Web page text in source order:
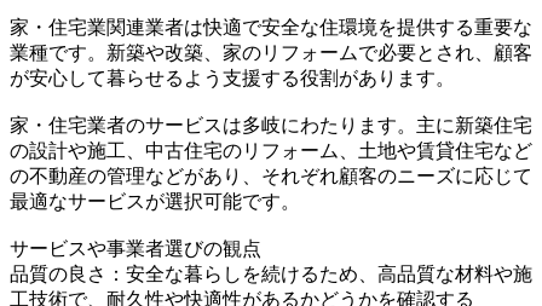
家・住宅業関連業者は快適で安全な住環境を提供する重要な
業種です。新築や改築、家のリフォームで必要とされ、顧客
が安心して暮らせるよう支援する役割があります。
家・住宅業者のサービスは多岐にわたります。主に新築住宅
の設計や施工、中古住宅のリフォーム、土地や賃貸住宅など
の不動産の管理などがあり、それぞれ顧客のニーズに応じて
最適なサービスが選択可能です。
サービスや事業者選びの観点
品質の良さ：安全な暮らしを続けるため、高品質な材料や施
工技術で、耐久性や快適性があるかどうかを確認する